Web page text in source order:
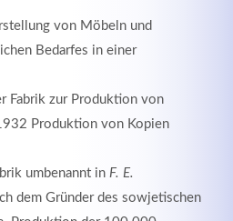
von Möbeln und
Bedarfes in einer
Fabrik zur Produktion von
Produktion von Kopien
umbenannt in F. E.
dem Gründer des sowjetischen
& Simple
consectetuer adipiscing
ligula eget dolor.